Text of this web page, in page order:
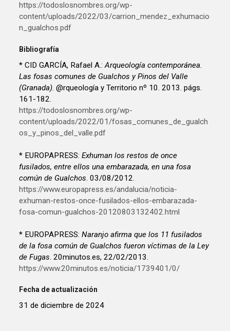
https://todoslosnombres.org/wp-
content/uploads/2022/03/carrion_mendez_exhumacio
n_gualchos.pdf
Bibliografía
* CID GARCÍA, Rafael A.:Arqueología contemporánea.
Las fosas comunes de Gualchos y Pinos del Valle
(Granada) . @rqueología y Territorio nº 10. 2013. págs.
161-182.
https://todoslosnombres.org/wp-
content/uploads/2022/01/fosas_comunes_de_gualch
os_y_pinos_del_valle.pdf
* EUROPAPRESS:Exhuman los restos de once
fusilados, entre ellos una embarazada, en una fosa
común de Gualchos . 03/08/2012.
https://www.europapress.es/andalucia/noticia-
exhuman-restos-once-fusilados-ellos-embarazada-
fosa-comun-gualchos-20120803132402.html
* EUROPAPRESS:Naranjo afirma que los 11 fusilados
de la fosa común de Gualchos fueron víctimas de la Ley
de Fugas . 20minutos.es, 22/02/2013.
https://www.20minutos.es/noticia/1739401/0/
Fecha de actualización
31 de diciembre de 2024